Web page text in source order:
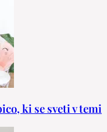
ki se sveti v temi